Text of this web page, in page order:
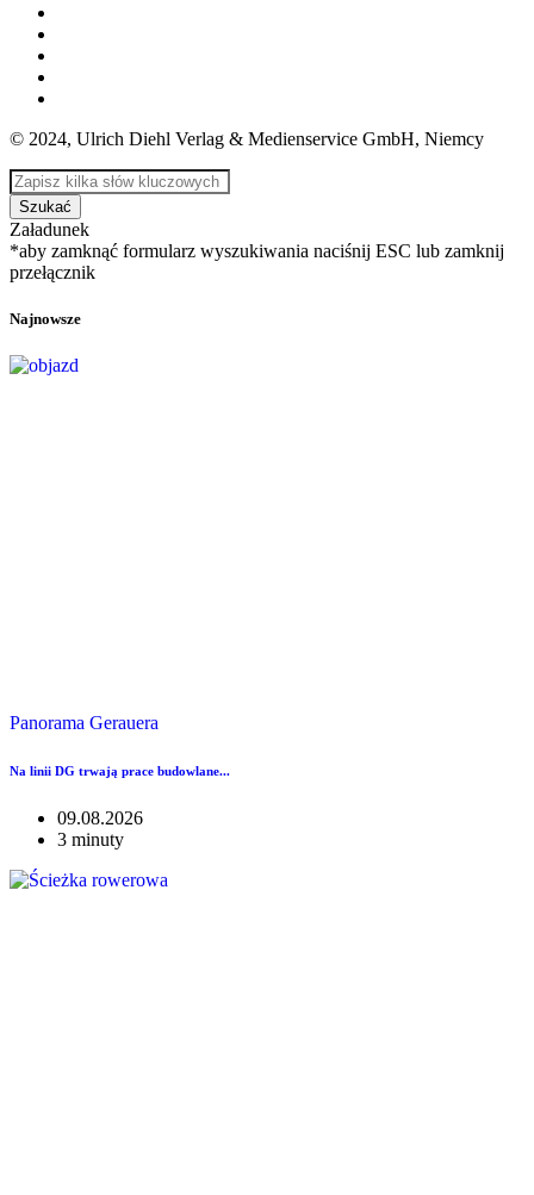
© 2024, Ulrich Diehl Verlag & Medienservice GmbH, Niemcy
Szukać
Załadunek
*aby zamknąć formularz wyszukiwania naciśnij ESC lub zamknij
przełącznik
Najnowsze
Panorama Gerauera
Na linii DG trwają prace budowlane...
09.08.2026
3 minuty